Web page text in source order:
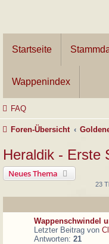
Startseite
Wappenindex
FAQ
Foren-Übersicht
Heraldik - Erste
Neues Thema
23
Wappenschwindel
Letzter Beitrag von
Antworten: 21